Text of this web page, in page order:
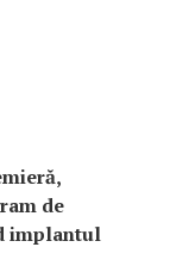
de
implantul